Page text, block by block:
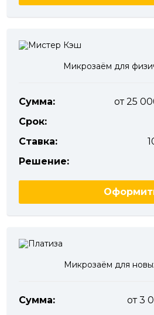
Микрозаём для
Сумма:
от 25
Срок:
Ставка:
Решение:
Микрозаём для
Сумма:
от 3